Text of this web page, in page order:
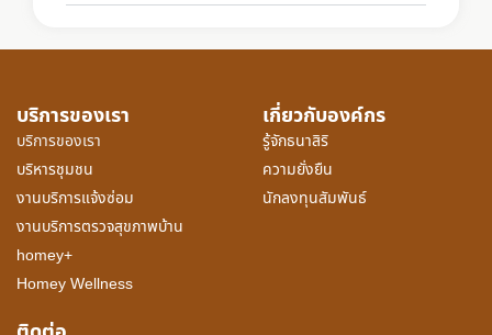
บริการของเรา
บริการของเรา
บริหารชุมชน
งานบริการแจ้งซ่อม
งานบริการตรวจสุขภาพบ้าน
homey+
Homey Wellness
เกี่ยวกับองค์กร
รู้จักธนาสิริ
ความยั่งยืน
นักลงทุนสัมพันธ์